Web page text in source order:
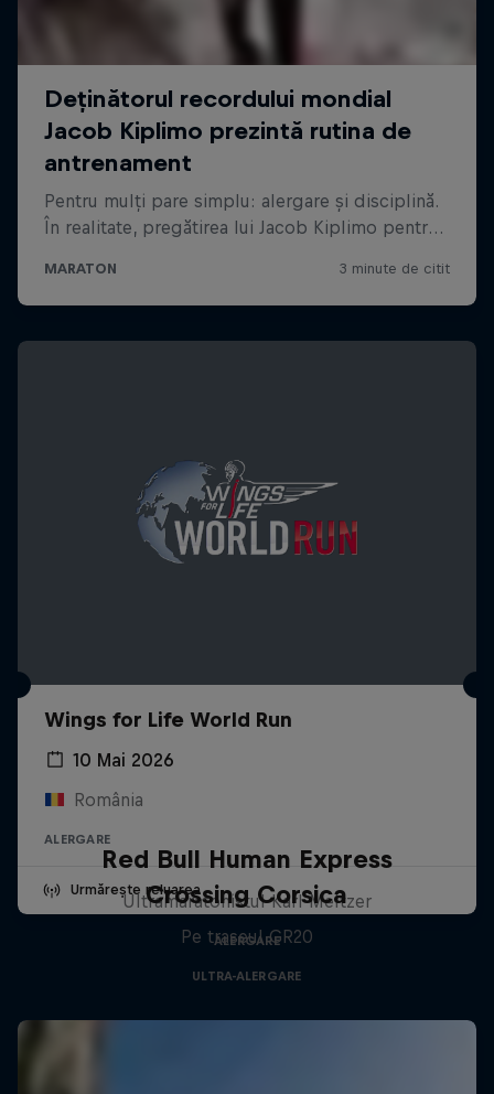
Wings for Life World Run
10 Mai 2026
România
ALERGARE
Urmărește reluarea
Red Bull Human Express
Ultramaratonistul Karl Meltzer
ALERGARE
Crossing Corsica
Pe traseul GR20
ULTRA-ALERGARE